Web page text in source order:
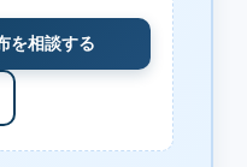
を相談する